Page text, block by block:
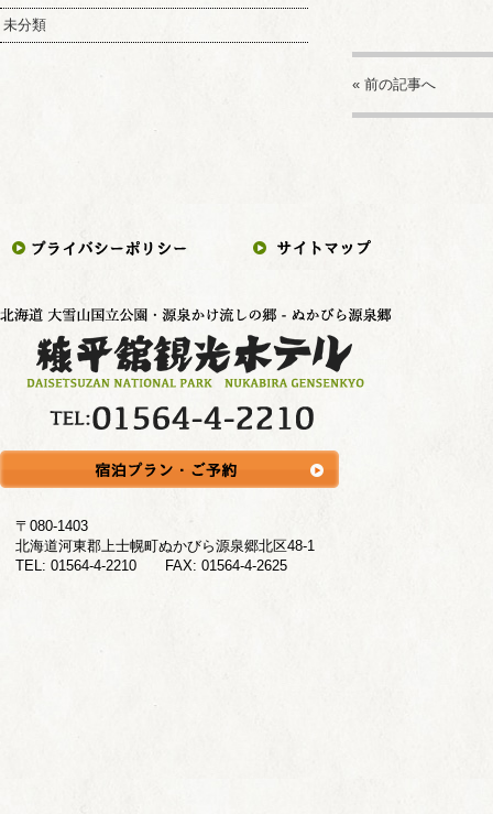
« 前の記事へ
未分類
〒080-1403
北海道河東郡上士幌町ぬかびら源泉郷北区48-1
TEL: 01564-4-2210 FAX: 01564-4-2625